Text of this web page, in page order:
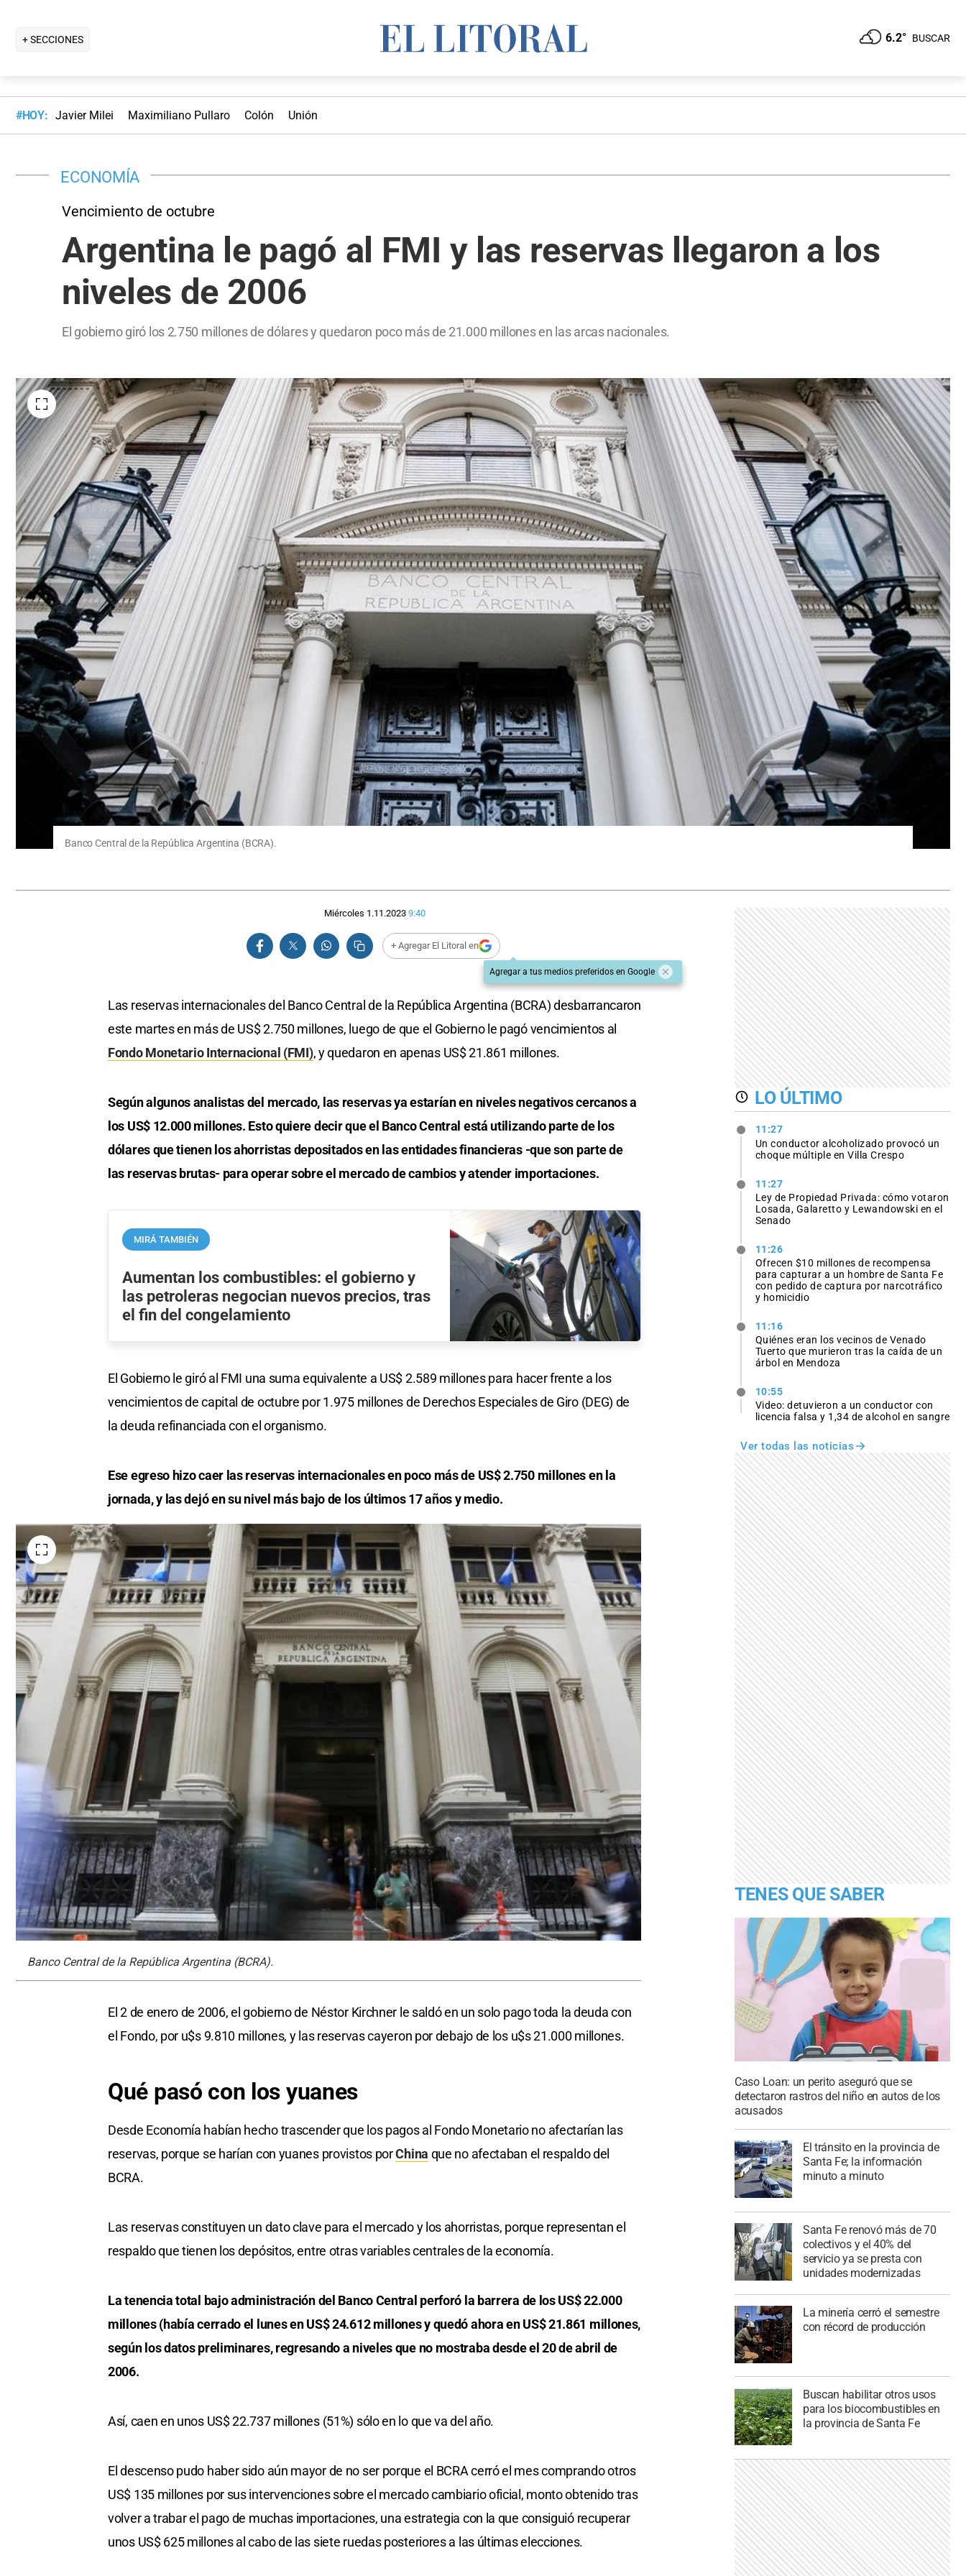
+ SECCIONES 6.2° BUSCAR
#HOY: Javier Milei Maximiliano Pullaro Colón Unión
ECONOMÍA
Vencimiento de octubre
Argentina le pagó al FMI y las reservas llegaron a los
niveles de 2006
El gobierno giró los 2.750 millones de dólares y quedaron poco más de 21.000 millones en las arcas nacionales.
Banco Central de la República Argentina (BCRA).
Miércoles 1.11.2023 9:40
+ Agregar El Litoral en
Agregar a tus medios preferidos en Google
Las reservas internacionales del Banco Central de la República Argentina (BCRA) desbarrancaron
este martes en más de US$ 2.750 millones, luego de que el Gobierno le pagó vencimientos al
Fondo Monetario Internacional (FMI), y quedaron en apenas US$ 21.861 millones.
Según algunos analistas del mercado, las reservas ya estarían en niveles negativos cercanos a
los US$ 12.000 millones. Esto quiere decir que el Banco Central está utilizando parte de los
dólares que tienen los ahorristas depositados en las entidades financieras -que son parte de
las reservas brutas- para operar sobre el mercado de cambios y atender importaciones.
MIRÁ TAMBIÉN
Aumentan los combustibles: el gobierno y
las petroleras negocian nuevos precios, tras
el fin del congelamiento
El Gobierno le giró al FMI una suma equivalente a US$ 2.589 millones para hacer frente a los
vencimientos de capital de octubre por 1.975 millones de Derechos Especiales de Giro (DEG) de
la deuda refinanciada con el organismo.
Ese egreso hizo caer las reservas internacionales en poco más de US$ 2.750 millones en la
jornada, y las dejó en su nivel más bajo de los últimos 17 años y medio.
Banco Central de la República Argentina (BCRA).
El 2 de enero de 2006, el gobierno de Néstor Kirchner le saldó en un solo pago toda la deuda con
el Fondo, por u$s 9.810 millones, y las reservas cayeron por debajo de los u$s 21.000 millones.
Qué pasó con los yuanes
Desde Economía habían hecho trascender que los pagos al Fondo Monetario no afectarían las
reservas, porque se harían con yuanes provistos porChina que no afectaban el respaldo del
BCRA.
Las reservas constituyen un dato clave para el mercado y los ahorristas, porque representan el
respaldo que tienen los depósitos, entre otras variables centrales de la economía.
La tenencia total bajo administración del Banco Central perforó la barrera de los US$ 22.000
millones (había cerrado el lunes en US$ 24.612 millones y quedó ahora en US$ 21.861 millones,
según los datos preliminares, regresando a niveles que no mostraba desde el 20 de abril de
2006.
Así, caen en unos US$ 22.737 millones (51%) sólo en lo que va del año.
El descenso pudo haber sido aún mayor de no ser porque el BCRA cerró el mes comprando otros
US$ 135 millones por sus intervenciones sobre el mercado cambiario oficial, monto obtenido tras
volver a trabar el pago de muchas importaciones, una estrategia con la que consiguió recuperar
unos US$ 625 millones al cabo de las siete ruedas posteriores a las últimas elecciones.
LO ÚLTIMO
11:27
Un conductor alcoholizado provocó un
choque múltiple en Villa Crespo
11:27
Ley de Propiedad Privada: cómo votaron
Losada, Galaretto y Lewandowski en el
Senado
11:26
Ofrecen $10 millones de recompensa
para capturar a un hombre de Santa Fe
con pedido de captura por narcotráfico
y homicidio
11:16
Quiénes eran los vecinos de Venado
Tuerto que murieron tras la caída de un
árbol en Mendoza
10:55
Video: detuvieron a un conductor con
licencia falsa y 1,34 de alcohol en sangre
Ver todas las noticias
TENES QUE SABER
Caso Loan: un perito aseguró que se
detectaron rastros del niño en autos de los
acusados
El tránsito en la provincia de
Santa Fe; la información
minuto a minuto
Santa Fe renovó más de 70
colectivos y el 40% del
servicio ya se presta con
unidades modernizadas
La minería cerró el semestre
con récord de producción
Buscan habilitar otros usos
para los biocombustibles en
la provincia de Santa Fe